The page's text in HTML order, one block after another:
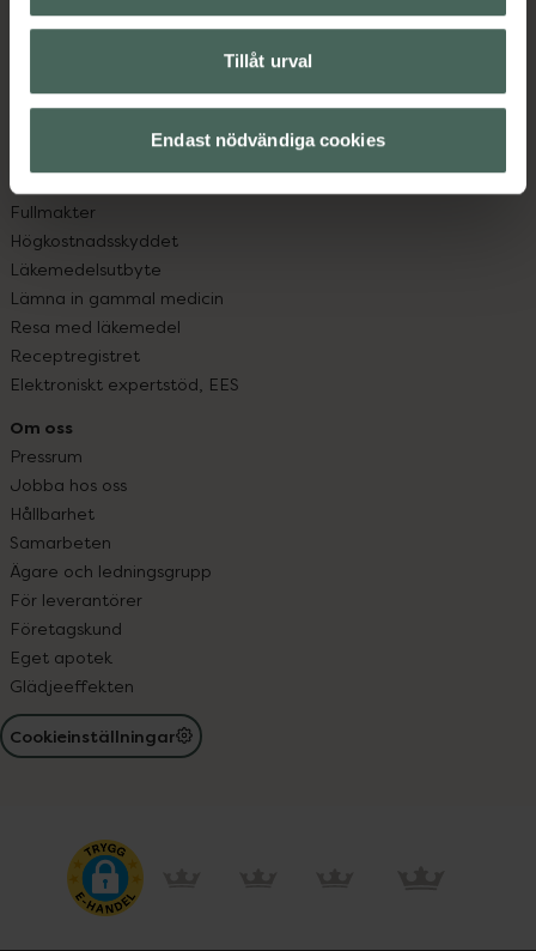
Tillåt urval
Endast nödvändiga cookies
Leverans, betalning och retur
App
Om recept och läkemedel
Fullmakter
Högkostnadsskyddet
Läkemedelsutbyte
Lämna in gammal medicin
Resa med läkemedel
Receptregistret
Elektroniskt expertstöd, EES
Om oss
Pressrum
Jobba hos oss
Hållbarhet
Samarbeten
Ägare och ledningsgrupp
För leverantörer
Företagskund
Eget apotek
Glädjeeffekten
Cookieinställningar